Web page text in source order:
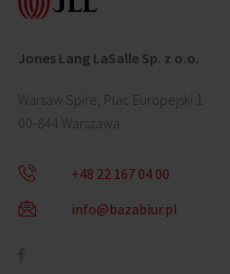
Jones Lang LaSalle Sp. z o.o.
Warsaw Spire, Plac Europejski 1
00-844 Warszawa
+48 22 167 04 00
info@bazabiur.pl